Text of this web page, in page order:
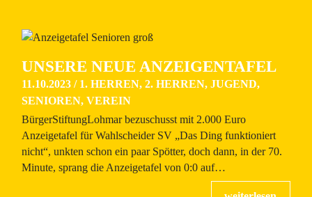
UNSERE NEUE ANZEIGENTAFEL
11.10.2023 / 1. HERREN, 2. HERREN, JUGEND,
SENIOREN, VEREIN
BürgerStiftungLohmar bezuschusst mit 2.000 Euro
Anzeigetafel für Wahlscheider SV „Das Ding funktioniert
nicht“, unkten schon ein paar Spötter, doch dann, in der 70.
Minute, sprang die Anzeigetafel von 0:0 auf…